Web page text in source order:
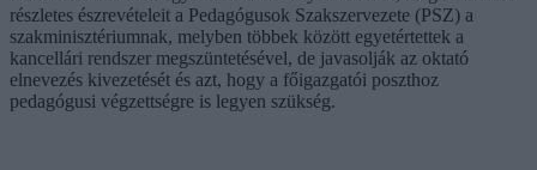
részletes észrevételeit a Pedagógusok Szakszervezete (PSZ) a
szakminisztériumnak, melyben többek között egyetértettek a
kancellári rendszer megszüntetésével, de javasolják az oktató
elnevezés kivezetését és azt, hogy a főigazgatói poszthoz
pedagógusi végzettségre is legyen szükség.